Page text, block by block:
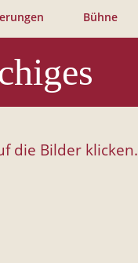
Bühne
die Bilder klicken.